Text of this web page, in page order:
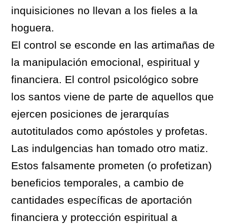
inquisiciones no llevan a los fieles a la
hoguera.
El control se esconde en las artimañas de
la manipulación emocional, espiritual y
financiera. El control psicológico sobre
los santos viene de parte de aquellos que
ejercen posiciones de jerarquías
autotitulados como apóstoles y profetas.
Las indulgencias han tomado otro matiz.
Estos falsamente prometen (o profetizan)
beneficios temporales, a cambio de
cantidades específicas de aportación
financiera y protección espiritual a